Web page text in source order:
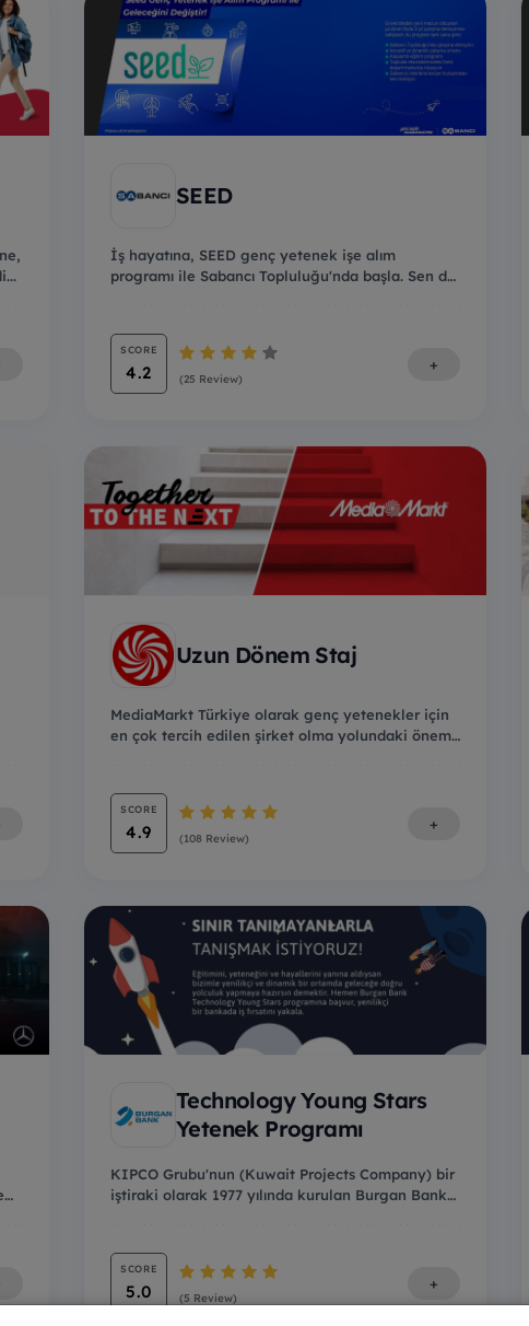
SEED
İş hayatına, SEED genç yetenek işe alım
programı ile Sabancı Topluluğu'nda başla. Sen de
SCORE
4.2 (25 Review)
+
Uzun Dönem Staj
MediaMarkt Türkiye olarak genç yetenekler için
en çok tercih edilen şirket olma yolundaki önemli
SCORE
4.9 (108 Review)
+
Technology Young Stars
Yetenek Programı
KIPCO Grubu'nun (Kuwait Projects Company) bir
iştiraki olarak 1977 yılında kurulan Burgan Bank
SCORE
5.0 (5 Review)
+